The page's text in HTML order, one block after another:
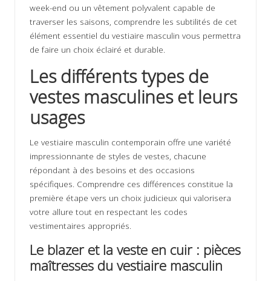
week-end ou un vêtement polyvalent capable de
traverser les saisons, comprendre les subtilités de cet
élément essentiel du vestiaire masculin vous permettra
de faire un choix éclairé et durable.
Les différents types de
vestes masculines et leurs
usages
Le vestiaire masculin contemporain offre une variété
impressionnante de styles de vestes, chacune
répondant à des besoins et des occasions
spécifiques. Comprendre ces différences constitue la
première étape vers un choix judicieux qui valorisera
votre allure tout en respectant les codes
vestimentaires appropriés.
Le blazer et la veste en cuir : pièces
maîtresses du vestiaire masculin